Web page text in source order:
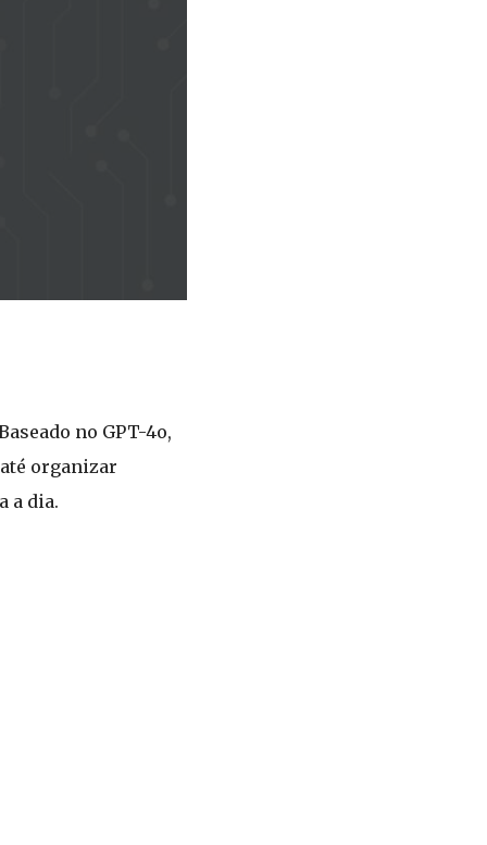
no GPT-4o,
organizar
a dia.